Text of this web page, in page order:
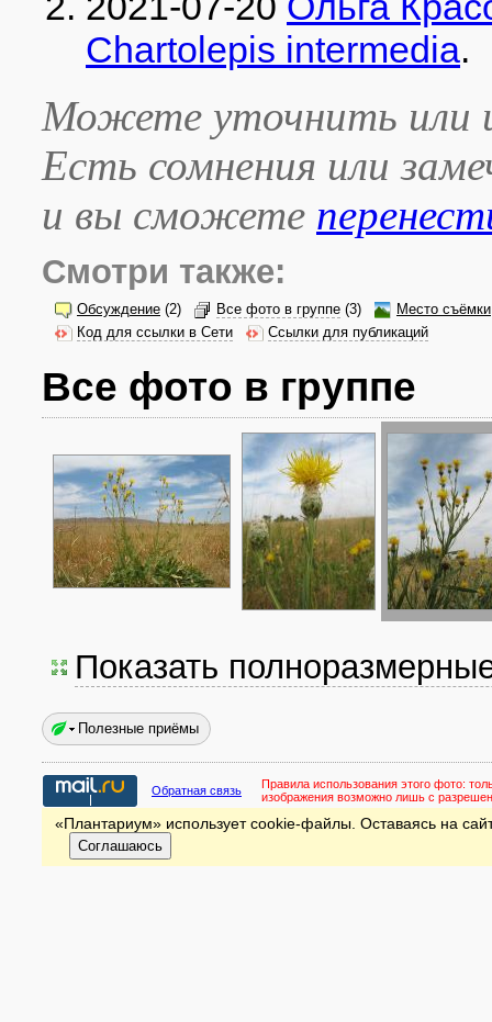
Chartolepis intermedia.
Можете уточнить или
Есть сомнения или
и вы сможете
Смотри также:
Обсуждение (2) Все фото в группе (3)
Место съёмки
Код для ссылки в Сети
Ссылки для публикаций
Все фото в группе
Показать
Полезные приёмы
Обратная связь Правила использования этого фото:
изображения возможно лишь с
«Плантариум» использует cookie-файлы. Оставаясь на
Соглашаюсь